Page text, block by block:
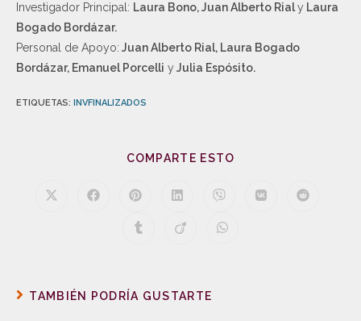
Investigador Principal: Laura Bono, Juan Alberto Rialy Laura
Bogado Bordázar.
Personal de Apoyo: Juan Alberto Rial, Laura Bogado
Bordázar, Emanuel Porcelli y Julia Espósito.
ETIQUETAS: INVFINALIZADOS
COMPARTE ESTO
TAMBIÉN PODRÍA GUSTARTE